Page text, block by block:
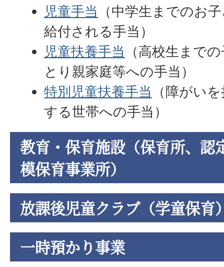
児童手当
（中学生までのお
給付される手当）
児童扶養手当
（高校生まで
とり親家庭等への手当）
特別児童扶養手当
（障がい
する世帯への手当）
教育・保育施設（保育所、認
模保育事業所）
放課後児童クラブ（学童保育
一時預かり事業